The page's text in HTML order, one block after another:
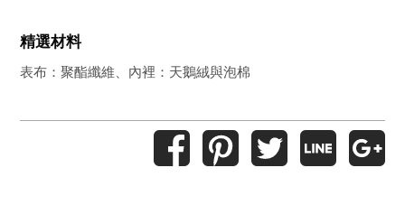
精選材料
表布：聚酯纖維、內裡：天鵝絨與泡棉